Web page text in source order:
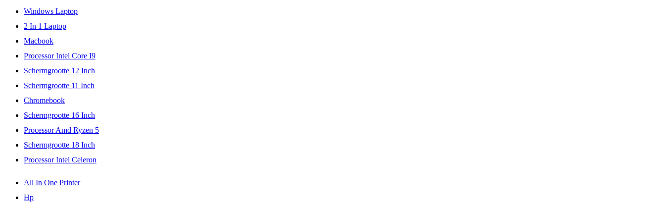
Windows Laptop
2 In 1 Laptop
Macbook
Processor Intel Core I9
Schermgrootte 12 Inch
Schermgrootte 11 Inch
Chromebook
Schermgrootte 16 Inch
Processor Amd Ryzen 5
Schermgrootte 18 Inch
Processor Intel Celeron
All In One Printer
Hp